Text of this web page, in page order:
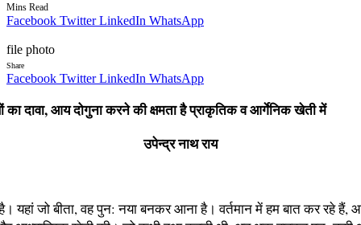
Mins Read
Facebook Twitter LinkedIn WhatsApp
file photo
Share
Facebook Twitter LinkedIn WhatsApp
का दावा, आय दोगुना करने की क्षमता है प्राकृतिक व आर्गेनिक खेती में
उपेन्द्र नाथ राय
यहां जो बीता, वह पुन: नया बनकर आना है। वर्तमान में हम बात कर रहे हैं,